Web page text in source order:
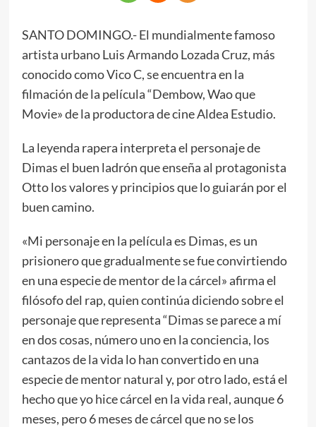
SANTO DOMINGO.- El mundialmente famoso
artista urbano Luis Armando Lozada Cruz, más
conocido como Vico C, se encuentra en la
filmación de la película “Dembow, Wao que
Movie» de la productora de cine Aldea Estudio.
La leyenda rapera interpreta el personaje de
Dimas el buen ladrón que enseña al protagonista
Otto los valores y principios que lo guiarán por el
buen camino.
«Mi personaje en la película es Dimas, es un
prisionero que gradualmente se fue convirtiendo
en una especie de mentor de la cárcel» afirma el
filósofo del rap, quien continúa diciendo sobre el
personaje que representa “Dimas se parece a mí
en dos cosas, número uno en la conciencia, los
cantazos de la vida lo han convertido en una
especie de mentor natural y, por otro lado, está el
hecho que yo hice cárcel en la vida real, aunque 6
meses, pero 6 meses de cárcel que no se los